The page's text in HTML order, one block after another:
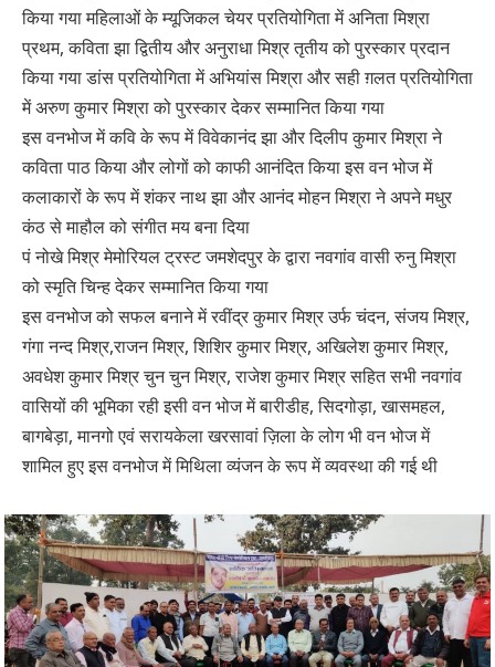
किया गया महिलाओं के म्यूजिकल चेयर प्रतियोगिता में अनिता मिश्रा
प्रथम, कविता झा द्वितीय और अनुराधा मिश्र तृतीय को पुरस्कार प्रदान
किया गया डांस प्रतियोगिता में अभियांस मिश्रा और सही ग़लत प्रतियोगिता
में अरुण कुमार मिश्रा को पुरस्कार देकर सम्मानित किया गया
इस वनभोज में कवि के रूप में विवेकानंद झा और दिलीप कुमार मिश्रा ने
कविता पाठ किया और लोगों को काफी आनंदित किया इस वन भोज में
कलाकारों के रूप में शंकर नाथ झा और आनंद मोहन मिश्रा ने अपने मधुर
कंठ से माहौल को संगीत मय बना दिया
पं नोखे मिश्र मेमोरियल ट्रस्ट जमशेदपुर के द्वारा नवगांव वासी रुनु मिश्रा
को स्मृति चिन्ह देकर सम्मानित किया गया
इस वनभोज को सफल बनाने में रवींद्र कुमार मिश्र उर्फ चंदन, संजय मिश्र,
गंगा नन्द मिश्र,राजन मिश्र, शिशिर कुमार मिश्र, अखिलेश कुमार मिश्र,
अवधेश कुमार मिश्र चुन चुन मिश्र, राजेश कुमार मिश्र सहित सभी नवगांव
वासियों की भूमिका रही इसी वन भोज में बारीडीह, सिदगोड़ा, खासमहल,
बागबेड़ा, मानगो एवं सरायकेला खरसावां ज़िला के लोग भी वन भोज में
शामिल हुए इस वनभोज में मिथिला व्यंजन के रूप में व्यवस्था की गई थी